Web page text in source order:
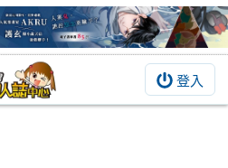
登入